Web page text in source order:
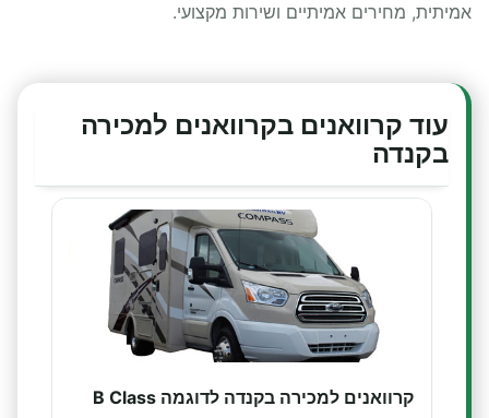
אמיתית, מחירים אמיתיים ושירות מקצועי.
עוד קרוואנים בקרוואנים למכירה
בקנדה
קרוואנים למכירה בקנדה לדוגמה B Class